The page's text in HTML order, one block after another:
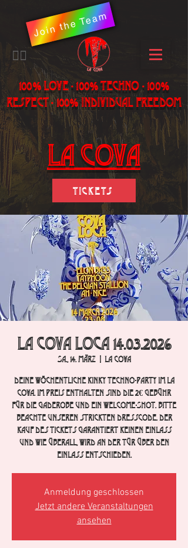
Join the Team
​🏳️‍🌈
100% LOVE - 100% Techno - 100%
Respect - 100% individual freedom
LA Cova
Tickets
La Cova Loca 14.03.2026
Sa., 14. März
  |
La Cova
Deine wöchentliche Kinky Techno-Party im La
Cova. im Preis enthalten sind die 2€ Gebühr
für die Gaderobe und ein Welcome-Shot. Bitte
beachte unseren strickten Dresscode. Der
Kauf des Tickets garantiert keinen Einlass
und wie überall, wird an der Tür über den
Einlass entschieden.
Anmeldung geschlossen
Jetzt andere Veranstaltungen
ansehen